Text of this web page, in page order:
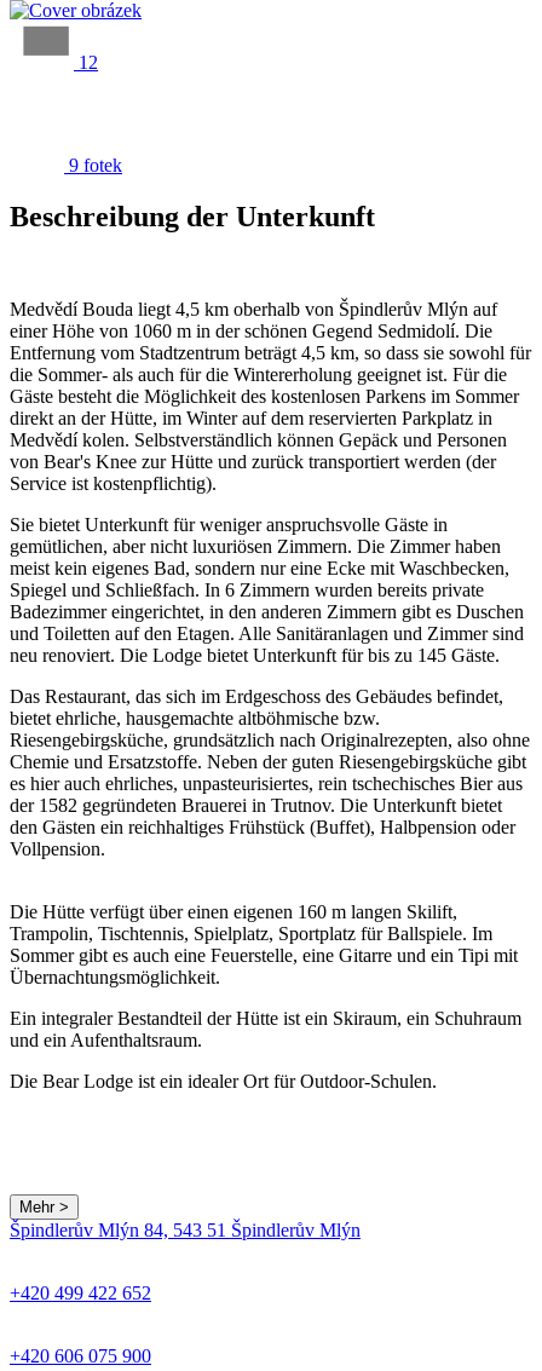
12
9 fotek
Beschreibung der Unterkunft
Medvědí Bouda liegt 4,5 km oberhalb von Špindlerův Mlýn auf
einer Höhe von 1060 m in der schönen Gegend Sedmidolí. Die
Entfernung vom Stadtzentrum beträgt 4,5 km, so dass sie sowohl für
die Sommer- als auch für die Wintererholung geeignet ist. Für die
Gäste besteht die Möglichkeit des kostenlosen Parkens im Sommer
direkt an der Hütte, im Winter auf dem reservierten Parkplatz in
Medvědí kolen. Selbstverständlich können Gepäck und Personen
von Bear's Knee zur Hütte und zurück transportiert werden (der
Service ist kostenpflichtig).
Sie bietet Unterkunft für weniger anspruchsvolle Gäste in
gemütlichen, aber nicht luxuriösen Zimmern. Die Zimmer haben
meist kein eigenes Bad, sondern nur eine Ecke mit Waschbecken,
Spiegel und Schließfach. In 6 Zimmern wurden bereits private
Badezimmer eingerichtet, in den anderen Zimmern gibt es Duschen
und Toiletten auf den Etagen. Alle Sanitäranlagen und Zimmer sind
neu renoviert. Die Lodge bietet Unterkunft für bis zu 145 Gäste.
Das Restaurant, das sich im Erdgeschoss des Gebäudes befindet,
bietet ehrliche, hausgemachte altböhmische bzw.
Riesengebirgsküche, grundsätzlich nach Originalrezepten, also ohne
Chemie und Ersatzstoffe. Neben der guten Riesengebirgsküche gibt
es hier auch ehrliches, unpasteurisiertes, rein tschechisches Bier aus
der 1582 gegründeten Brauerei in Trutnov. Die Unterkunft bietet
den Gästen ein reichhaltiges Frühstück (Buffet), Halbpension oder
Vollpension.
Die Hütte verfügt über einen eigenen 160 m langen Skilift,
Trampolin, Tischtennis, Spielplatz, Sportplatz für Ballspiele. Im
Sommer gibt es auch eine Feuerstelle, eine Gitarre und ein Tipi mit
Übernachtungsmöglichkeit.
Ein integraler Bestandteil der Hütte ist ein Skiraum, ein Schuhraum
und ein Aufenthaltsraum.
Die Bear Lodge ist ein idealer Ort für Outdoor-Schulen.
Mehr >
Špindlerův Mlýn 84, 543 51 Špindlerův Mlýn
+420 499 422 652
+420 606 075 900